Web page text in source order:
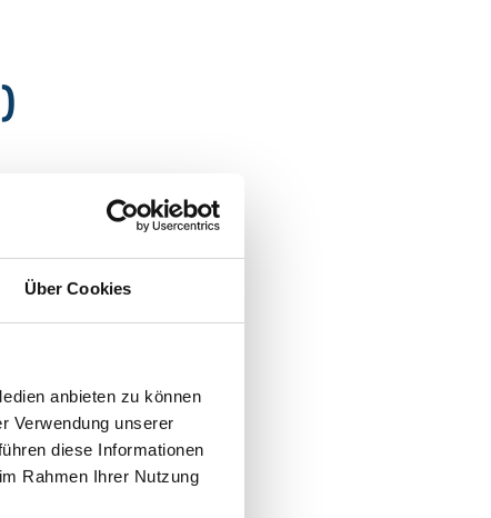
Über Cookies
anbieten zu können
Verwendung unserer
diese Informationen
Rahmen Ihrer Nutzung